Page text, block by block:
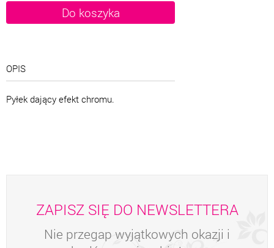
OPIS
Pyłek dający efekt chromu.
ZAPISZ SIĘ DO NEWSLETTERA
Nie przegap wyjątkowych okazji i